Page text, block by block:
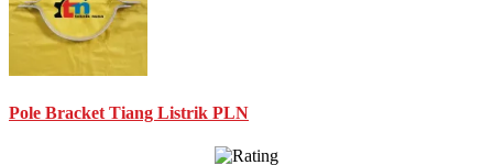
Pole Bracket Tiang Listrik PLN